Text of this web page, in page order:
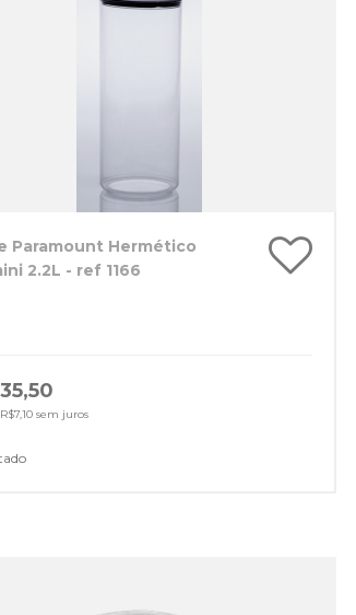
Paramount Hermético
2.2L - ref 1166
sem juros